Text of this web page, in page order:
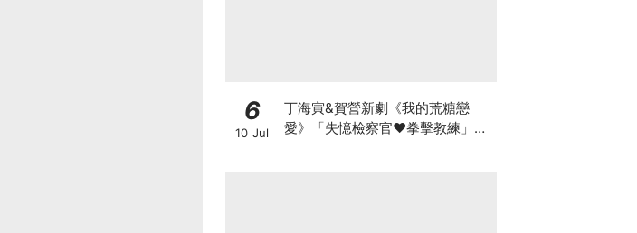
6
10 Jul
丁海寅&賀營新劇《我的荒糖戀
愛》「失憶檢察官♥拳擊教練」心